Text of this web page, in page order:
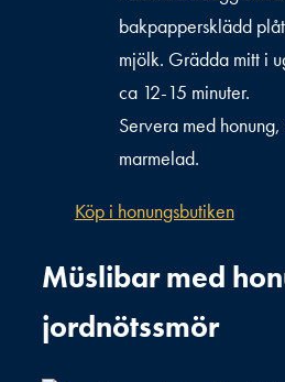
bakpappersklädd
mjölk. Grädda mitt i
ca 12-15 minuter.
Servera med
marmelad.
Köp i honungsbutiken
Müslibar med
jordnötssmör